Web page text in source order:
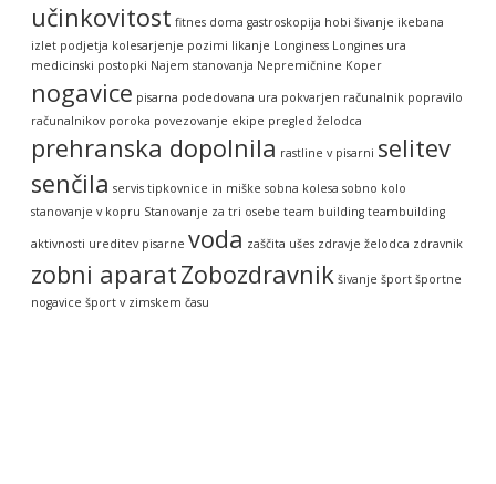
učinkovitost fitnes doma gastroskopija hobi šivanje ikebana
izlet podjetja kolesarjenje pozimi likanje Longiness Longines ura
medicinski postopki Najem stanovanja Nepremičnine Koper
nogavice pisarna podedovana ura pokvarjen računalnik popravilo
računalnikov poroka povezovanje ekipe pregled želodca
prehranska dopolnila rastline v pisarni selitev
senčila servis tipkovnice in miške sobna kolesa sobno kolo
stanovanje v kopru Stanovanje za tri osebe team building teambuilding
aktivnosti ureditev pisarne voda zaščita ušes zdravje želodca zdravnik
zobni aparatZobozdravnik šivanje šport športne
nogavice šport v zimskem času